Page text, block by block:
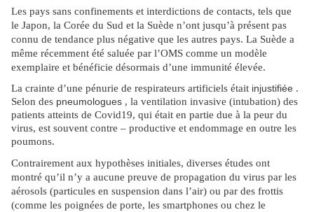
Les pays sans confinements et interdictions de contacts, tels que
le Japon, la Corée du Sud et la Suède n’ont jusqu’à présent pas
connu de tendance plus négative que les autres pays. La Suède a
même récemment été saluée par l’OMS comme un modèle
exemplaire et bénéficie désormais d’une immunité élevée.
La crainte d’une pénurie de respirateurs artificiels était injustifiée .
Selon des pneumologues , la ventilation invasive (intubation) des
patients atteints de Covid19, qui était en partie due à la peur du
virus, est souvent contre – productive et endommage en outre les
poumons.
Contrairement aux hypothèses initiales, diverses études ont
montré qu’il n’y a aucune preuve de propagation du virus par les
aérosols (particules en suspension dans l’air) ou par des frottis
(comme les poignées de porte, les smartphones ou chez le